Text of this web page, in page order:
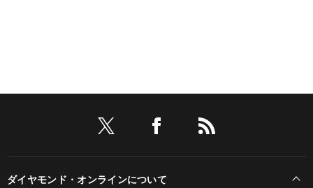
ダイヤモンド・オンラインについて